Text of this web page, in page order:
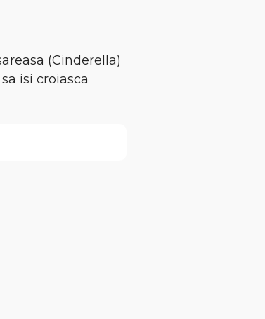
(Cinderella)
isi croiasca